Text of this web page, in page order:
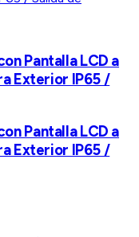
Pantalla LCD a
Exterior IP65 /
Pantalla LCD a
Exterior IP65 /